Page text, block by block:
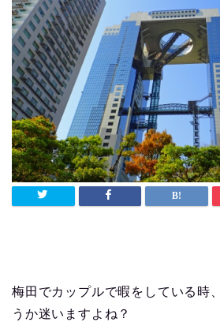
梅田でカップルで暇をしている時
うか迷いますよね？